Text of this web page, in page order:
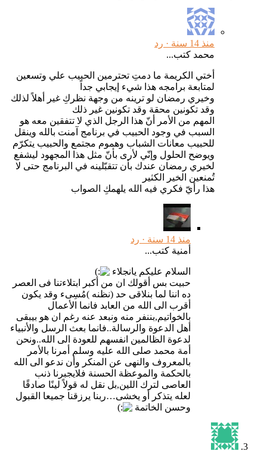
رد
محمد كتب...
أختي الكريمة ما دمتِ تحترمين الحبيب علي وتسعين
لمتابعة برامجه هذا شيء إيجابي جداً
وخيري رمضان لو ترينه من وجهة نظركِ غير أهلاً لذلك
وقد تكونين محقة وقد تكونين غير ذلك
المهم من الأمر أنّ هذا الرجل الذي لا تتفقين معه هو
السبب في وجود الحبيب في برنامج آمنت بالله وينقل
للحبيب معانات الشباب وهموم مجتمع والحبيب يتكرّم
ويوضح الحلول وإنّي لأرى بأنّ مثل هذا المجهود ليشفع
لخيري رمضان عندك بأن تتقبّلينه في البرنامج حتى لا
تُمنعين الخير الكثير
هذا رأيّ فكري فيه الله يلهمكِ الصواب
رد
أمنية كتب...
السلام عليكم يانجلاء
حبيت بس أقولك ان من أكبر ابتلاءتنا فى العصر
ده اننا لما بنلاقى حد (نظنه )مُسِىء وقد يكون
أقرب الى الله من العابد فانما الأعمال
بالخواتيم,بننفر منه ونبعد عنه رغم ان هو بيبقى
أهل الدعوة والرسالة..فانما بعث الرسل والأنبياء
لدعوة الظالمين انفسهم للعودة الى الله..ونحن
أمة محمد صلى الله عليه وسلم أمرنا بالأمر
بالمعروف والنهى عن المنكر وأن ندعو الى الله
بالحكمة والموعظة الحسنة فلايجبرنا ذنب
العاصى لترك اللين,بل نقل له قولاً لينًا صادقًا
لعله يتذكر أو يخشى…ربنا يرزقنا جميعا القبول
وحسن الخاتمة